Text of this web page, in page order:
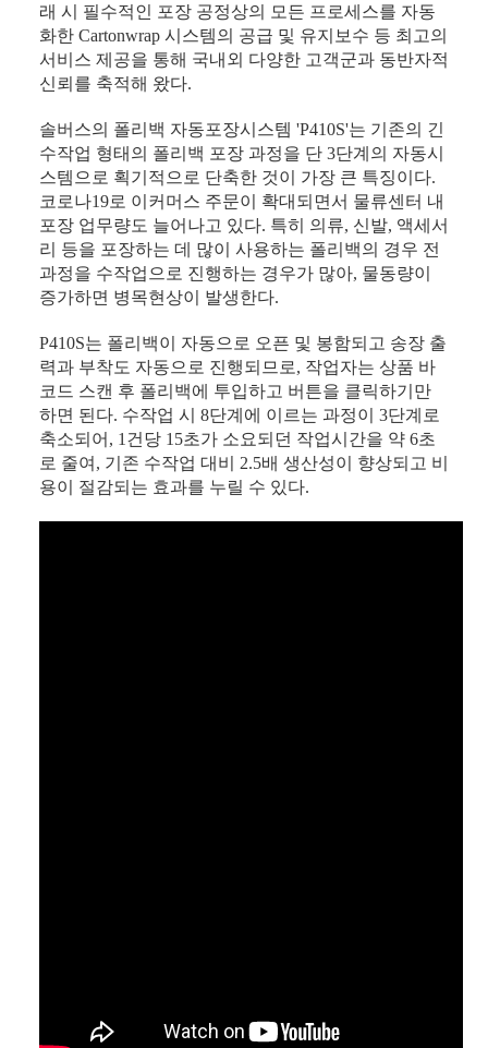
래 시 필수적인 포장 공정상의 모든 프로세스를 자동
화한 Cartonwrap 시스템의 공급 및 유지보수 등 최고의
서비스 제공을 통해 국내외 다양한 고객군과 동반자적
신뢰를 축적해 왔다.
솔버스의 폴리백 자동포장시스템 'P410S'는 기존의 긴
수작업 형태의 폴리백 포장 과정을 단 3단계의 자동시
스템으로 획기적으로 단축한 것이 가장 큰 특징이다.
코로나19로 이커머스 주문이 확대되면서 물류센터 내
포장 업무량도 늘어나고 있다. 특히 의류, 신발, 액세서
리 등을 포장하는 데 많이 사용하는 폴리백의 경우 전
과정을 수작업으로 진행하는 경우가 많아, 물동량이
증가하면 병목현상이 발생한다.
P410S는 폴리백이 자동으로 오픈 및 봉함되고 송장 출
력과 부착도 자동으로 진행되므로, 작업자는 상품 바
코드 스캔 후 폴리백에 투입하고 버튼을 클릭하기만
하면 된다. 수작업 시 8단계에 이르는 과정이 3단계로
축소되어, 1건당 15초가 소요되던 작업시간을 약 6초
로 줄여, 기존 수작업 대비 2.5배 생산성이 향상되고 비
용이 절감되는 효과를 누릴 수 있다.